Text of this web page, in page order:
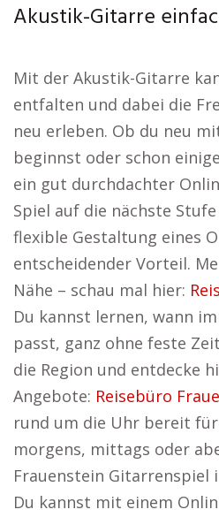
Akustik-Gitarre
Mit der Akustik-Gitarre
entfalten und dabei die
neu erleben. Ob du neu
beginnst oder schon
ein gut durchdachter
Spiel auf die nächste
flexible Gestaltung eines
entscheidender Vorteil.
Nähe – schau mal hier:
Du kannst lernen, wann
passt, ganz ohne feste
die Region und entdecke
Angebote: Reisebüro
rund um die Uhr bereit
morgens, mittags oder
Frauenstein Gitarrenspiel
Du kannst mit einem